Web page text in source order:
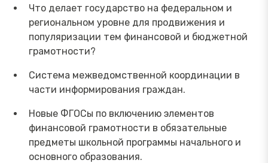
Что делает государство на федеральном и
региональном уровне для продвижения и
популяризации тем финансовой и бюджетной
грамотности?
Система межведомственной координации в
части информирования граждан.
Новые ФГОСы по включению элементов
финансовой грамотности в обязательные
предметы школьной программы начального и
основного образования.